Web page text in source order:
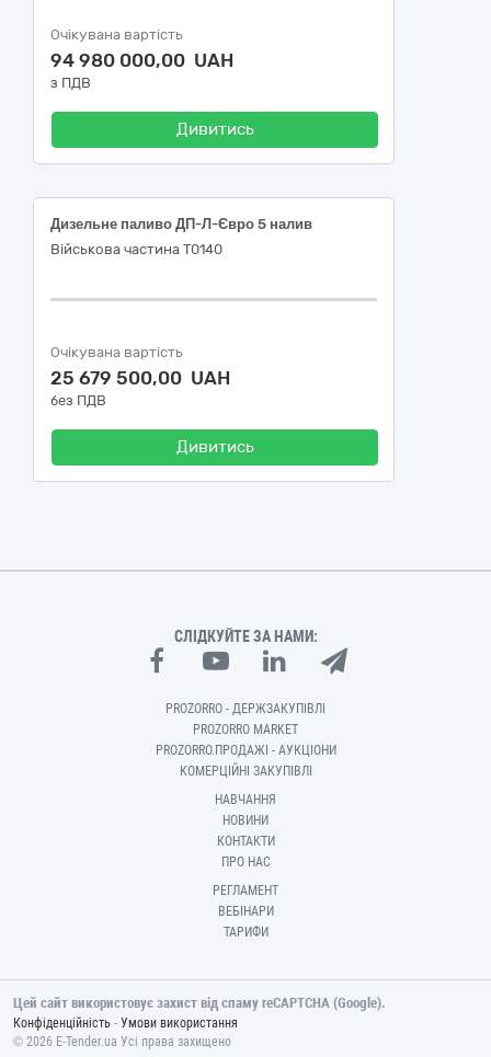
Очікувана вартість
94 980 000,00 UAH
з ПДВ
Дивитись
Дизельне паливо ДП-Л-Євро 5 налив
Військова частина Т0140
Очікувана вартість
25 679 500,00 UAH
без ПДВ
Дивитись
СЛІДКУЙТЕ ЗА НАМИ:
PROZORRO - ДЕРЖЗАКУПІВЛІ
PROZORRO MARKET
PROZORRO.ПРОДАЖІ - АУКЦІОНИ
КОМЕРЦІЙНІ ЗАКУПІВЛІ
НАВЧАННЯ
НОВИНИ
КОНТАКТИ
ПРО НАС
РЕГЛАМЕНТ
ВЕБІНАРИ
ТАРИФИ
Цей сайт використовує захист від спаму reCAPTCHA (Google).
Конфіденційність - Умови використання
© 2026 E-Tender.ua Усі права захищено